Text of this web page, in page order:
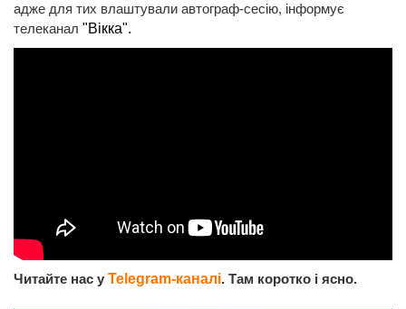
адже для тих влаштували автограф-сесію, інформує
телеканал "Вікка".
Читайте нас у Telegram-каналі. Там коротко і ясно.